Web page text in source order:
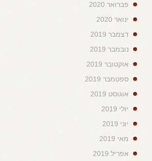
פברואר 2020
ינואר 2020
דצמבר 2019
נובמבר 2019
אוקטובר 2019
ספטמבר 2019
אוגוסט 2019
יולי 2019
יוני 2019
מאי 2019
אפריל 2019